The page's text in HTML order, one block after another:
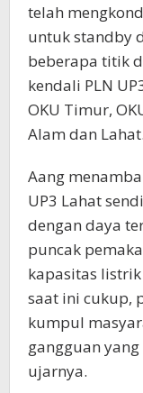
telah
untuk standby
beberapa titik
kendali PLN
OKU Timur,
Alam dan Lahat.
Aang
UP3 Lahat
dengan daya
puncak
kapasitas
saat ini cukup,
kumpul
gangguan
ujarnya.